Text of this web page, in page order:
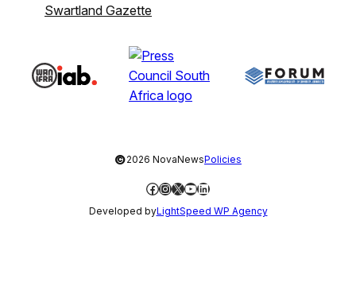
Swartland Gazette
©2026 NovaNewsPolicies
Facebook
Instagram
X YouTube
LinkedIn
Developed byLightSpeed WP Agency